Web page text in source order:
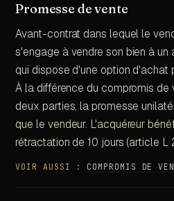
Promesse de vente
Avant-contrat dans lequel le
s'engage à vendre son bien à un
qui dispose d'une option d'achat
À la différence du compromis de
deux parties, la promesse
que le vendeur. L'acquéreur
rétractation de 10 jours (article L
VOIR AUSSI : COMPROMIS DE